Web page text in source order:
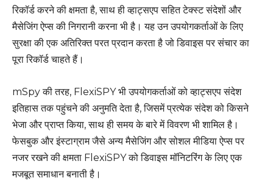
रिकॉर्ड करने की क्षमता है, साथ ही व्हाट्सएप सहित टेक्स्ट संदेशों और
मैसेजिंग ऐप्स की निगरानी करना भी है। यह उन उपयोगकर्ताओं के लिए
सुरक्षा की एक अतिरिक्त परत प्रदान करता है जो डिवाइस पर संचार का
पूरा रिकॉर्ड चाहते हैं।
mSpy की तरह, FlexiSPY भी उपयोगकर्ताओं को व्हाट्सएप संदेश
इतिहास तक पहुंचने की अनुमति देता है, जिसमें प्रत्येक संदेश को किसने
भेजा और प्राप्त किया, साथ ही समय के बारे में विवरण भी शामिल है।
फेसबुक और इंस्टाग्राम जैसे अन्य मैसेजिंग और सोशल मीडिया ऐप्स पर
नजर रखने की क्षमता FlexiSPY को डिवाइस मॉनिटरिंग के लिए एक
मजबूत समाधान बनाती है।